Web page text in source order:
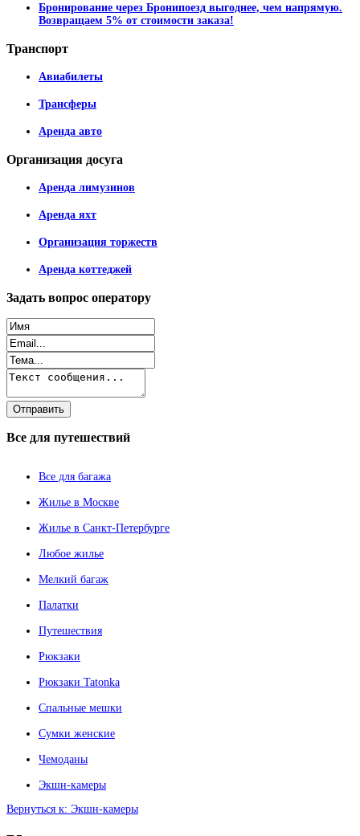
Бронирование через Бронипоезд выгоднее, чем напрямую.
Возвращаем 5% от стоимости заказа!
Транспорт
Авиабилеты
Трансферы
Аренда авто
Организация досуга
Аренда лимузинов
Аренда яхт
Организация торжеств
Аренда коттеджей
Задать вопрос оператору
Все для путешествий
Все для багажа
Жилье в Москве
Жилье в Санкт-Петербурге
Любое жилье
Мелкий багаж
Палатки
Путешествия
Рюкзаки
Рюкзаки Tatonka
Спальные мешки
Сумки женские
Чемоданы
Экшн-камеры
Вернуться к: Экшн-камеры